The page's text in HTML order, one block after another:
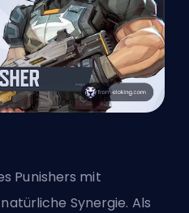
Punishers mit
Synergie. Als